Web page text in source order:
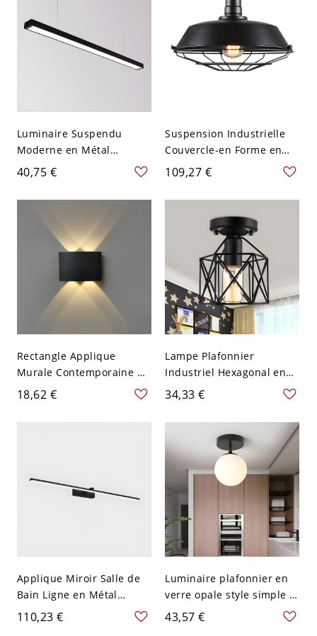
Luminaire Suspendu
Moderne en Métal
Suspension LED en Forme
Rectangulaire pour
Bureau - 110 V-120 V Noir
40,75 €
Suspension Industrielle
Couvercle-en Forme en
Métal Lampe Suspendue
à 1 Lumière - 110 V-120 V
Noir 26,67 cm
109,27 €
Rectangle Applique
Murale Contemporaine en
Métal à 2 Lumières Lampe
Murale LED d'Extérieur -
18,62 €
Lampe Plafonnier
Industriel Hexagonal en
Métal Noir avec Design de
Cage pour Salon Semi-
Encastré
34,33 €
Applique Miroir Salle de
Bain Ligne en Métal
Lumière de Vanité LED
Moderne - 110 V-120 V
110,23 €
Luminaire plafonnier en
verre opale style simple 1
lumière avec support noir
43,57 €